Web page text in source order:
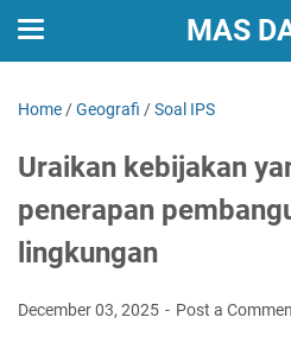
MAS
Home /Geografi /Soal IPS
Uraikan kebijakan
penerapan
lingkungan
December 03, 2025 Post a